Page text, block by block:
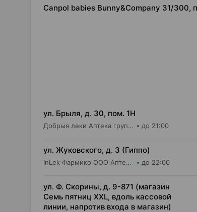
Canpol babies Bunny&Company 31/300,
ул. Брыля, д. 30, пом. 1Н
Добрыя леки Аптека групп Центр ООО Аптека №25 до 21:00
ул. Жуковского, д. 3 (Гиппо)
InLek Фармико ООО Аптека №12 до 22:00
ул. Ф. Скорины, д. 9-871 (магазин
Семь пятниц XXL, вдоль кассовой
линии, напротив входа в магазин)